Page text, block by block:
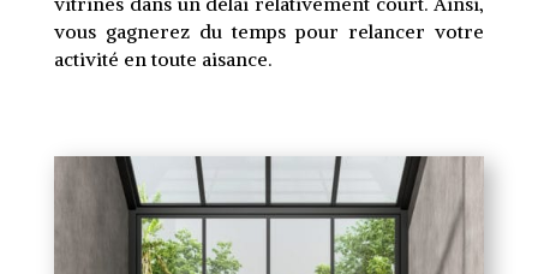
vous gagnerez du temps pour relancer votre
activité en toute aisance.